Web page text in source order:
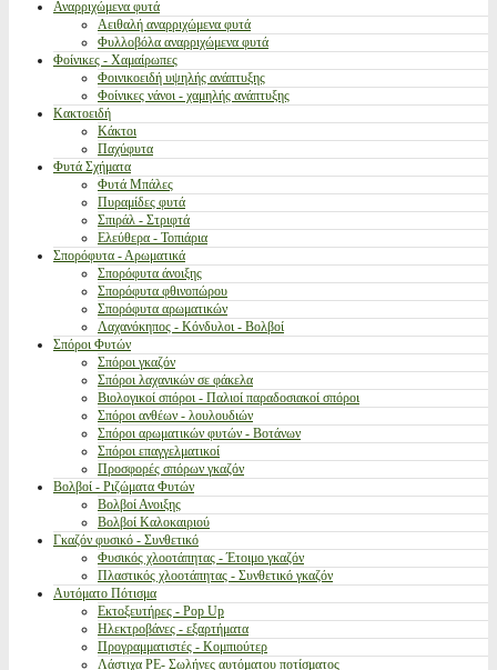
Αναρριχώμενα φυτά
Αειθαλή αναρριχώμενα φυτά
Φυλλοβόλα αναρριχώμενα φυτά
Φοίνικες - Χαμαίρωπες
Φοινικοειδή υψηλής ανάπτυξης
Φοίνικες νάνοι - χαμηλής ανάπτυξης
Κακτοειδή
Κάκτοι
Παχύφυτα
Φυτά Σχήματα
Φυτά Μπάλες
Πυραμίδες φυτά
Σπιράλ - Στριφτά
Ελεύθερα - Τοπιάρια
Σπορόφυτα - Αρωματικά
Σπορόφυτα άνοιξης
Σπορόφυτα φθινοπώρου
Σπορόφυτα αρωματικών
Λαχανόκηπος - Κόνδυλοι - Βολβοί
Σπόροι Φυτών
Σπόροι γκαζόν
Σπόροι λαχανικών σε φάκελα
Βιολογικοί σπόροι - Παλιοί παραδοσιακοί σπόροι
Σπόροι ανθέων - λουλουδιών
Σπόροι αρωματικών φυτών - Βοτάνων
Σπόροι επαγγελματικοί
Προσφορές σπόρων γκαζόν
Βολβοί - Ριζώματα Φυτών
Βολβοί Ανοιξης
Βολβοί Καλοκαιριού
Γκαζόν φυσικό - Συνθετικό
Φυσικός χλοοτάπητας - Έτοιμο γκαζόν
Πλαστικός χλοοτάπητας - Συνθετικό γκαζόν
Αυτόματο Πότισμα
Εκτοξευτήρες - Pop Up
Ηλεκτροβάνες - εξαρτήματα
Προγραμματιστές - Κομπιούτερ
Λάστιχα PE- Σωλήνες αυτόματου ποτίσματος